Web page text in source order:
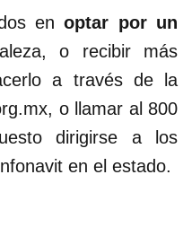
enoptar por un
o recibir más
a través de la
o llamar al 800
dirigirse a los
en el estado.